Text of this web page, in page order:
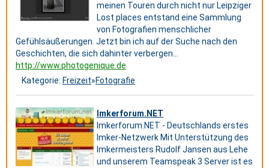
meinen Touren durch nicht nur Leipziger
Lost places entstand eine Sammlung
von Fotografien menschlicher
Gefühlsäußerungen. Jetzt bin ich auf der Suche nach den
Geschichten, die sich dahinter verbergen...
http://www.photogenique.de
Kategorie: Freizeit»Fotografie
Imkerforum.NET
Imkerforum.NET - Deutschlands erstes
Imker-Netzwerk Mit Unterstützung des
Imkermeisters Rudolf Jansen aus Lehe
und unserem Teamspeak 3 Server ist es